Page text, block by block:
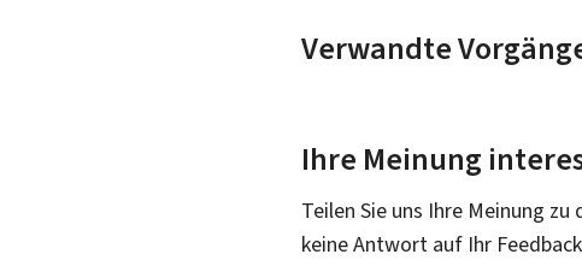
Verwandte
Ihre Meinung
Teilen Sie uns Ihre Meinung
keine Antwort auf Ihr